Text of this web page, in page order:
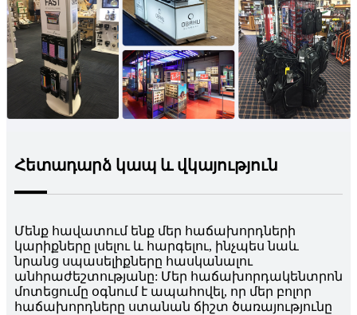
Հետադարձ կապ և վկայություն
Մենք հավատում ենք մեր հաճախորդների
կարիքները լսելու և հարգելու, ինչպես նաև
նրանց սպասելիքները հասկանալու
անհրաժեշտությանը: Մեր հաճախորդակենտրոն
մոտեցումը օգնում է ապահովել, որ մեր բոլոր
հաճախորդները ստանան ճիշտ ծառայությունը